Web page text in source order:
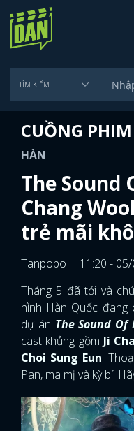
CUỒNG
HÀN
The Sound
Chang
trẻ mãi
Tanpopo
11:20 -
Tháng 5 đã tới và
hình Hàn Quốc đang
dự án The Sound Of
cast khủng gồm Ji
Choi Sung Eun.
Pan, ma mị và kỳ bí.